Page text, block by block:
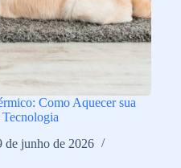
Como Aquecer sua
de junho de 2026